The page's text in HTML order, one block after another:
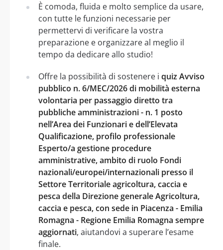
È comoda, fluida e molto semplice da usare,
con tutte le funzioni necessarie per
permettervi di verificare la vostra
preparazione e organizzare al meglio il
tempo da dedicare allo studio!
Offre la possibilità di sostenere i quiz Avviso
pubblico n. 6/MEC/2026 di mobilità esterna
volontaria per passaggio diretto tra
pubbliche amministrazioni - n. 1 posto
nell’Area dei Funzionari e dell’Elevata
Qualificazione, profilo professionale
Esperto/a gestione procedure
amministrative, ambito di ruolo Fondi
nazionali/europei/internazionali presso il
Settore Territoriale agricoltura, caccia e
pesca della Direzione generale Agricoltura,
caccia e pesca, con sede in Piacenza - Emilia
Romagna - Regione Emilia Romagna sempre
aggiornati, aiutandovi a superare l’esame
finale.